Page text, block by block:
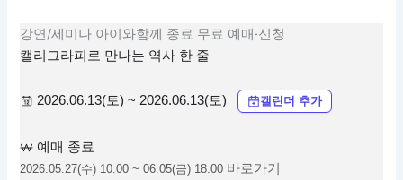
강연/세미나 아이와함께 종료 무료 예매·신청
캘리그라피로 만나는 역사 한 줄
2026.06.13(토) ~ 2026.06.13(토) 캘린더 추가
예매 종료
2026.05.27(수) 10:00 ~ 06.05(금) 18:00 바로가기